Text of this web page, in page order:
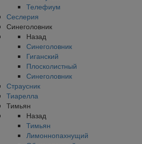
Телефиум
Сеслерия
Синеголовник
Назад
Синеголовник
Гиганский
Плосколистный
Синеголовник
Страусник
Тиарелла
Тимьян
Назад
Тимьян
Лимоннопахнущий